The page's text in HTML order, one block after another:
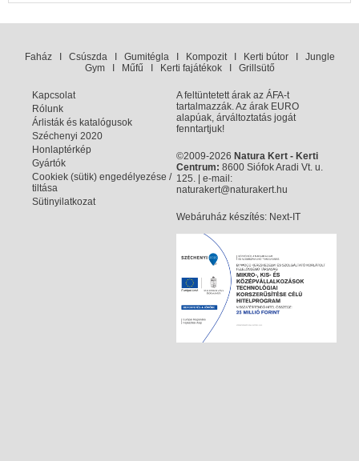
FaházI CsúszdaI GumitéglaI KompozitI Kerti bútorI Jungle
GymI Műfű Kerti fajátékokI Grillsütő
Kapcsolat
Rólunk
Árlisták és katalógusok
Széchenyi 2020
Honlaptérkép
Gyártók
Cookiek (sütik) engedélyezése /
tiltása
Sütinyilatkozat
A feltüntetett árak az ÁFA-t
tartalmazzák. Az árak EURO
alapúak, árváltoztatás jogát
fenntartjuk!
©2009-2026 Natura Kert - Kerti
Centrum: 8600 Siófok Aradi Vt. u.
125. | e-mail:
naturakert@naturakert.hu
Webáruház készítés: Next-IT